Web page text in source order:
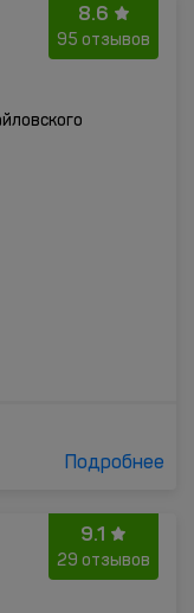
8.6
95 отзывов
Подробнее
9.1
29 отзывов